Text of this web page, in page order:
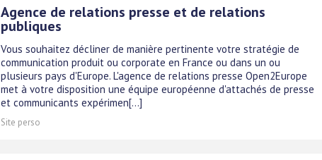
Agence de relations presse et de relations
publiques
Vous souhaitez décliner de manière pertinente votre stratégie de
communication produit ou corporate en France ou dans un ou
plusieurs pays d'Europe. L'agence de relations presse Open2Europe
met à votre disposition une équipe européenne d'attachés de presse
et communicants expérimen[...]
Site perso